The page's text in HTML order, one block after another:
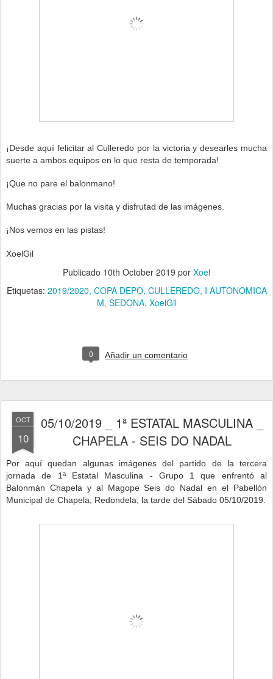
¡Desde aquí felicitar al Culleredo por la victoriay desearles mucha
suerte a ambos equipos en lo que resta de temporada!
¡Que no pare el balonmano!
Muchas gracias por la visita y disfrutad de las imágenes.
¡Nos vemos en las pistas!
XoelGil
Publicado 10th October 2019 por Xoel
Etiquetas: 2019/2020 COPA DEPO CULLEREDO I AUTONOMICA
M SEDONA XoelGil
0 Añadir un comentario
OCT
10
05/10/2019 _ 1ª ESTATAL MASCULINA _
CHAPELA - SEIS DO NADAL
Por aquí quedan algunas imágenes del partido de la tercera
jornada de 1ª Estatal Masculina - Grupo 1 que enfrentó al
Balonmán Chapela y al Magope Seis do Nadalen el Pabellón
Municipal de Chapela, Redondela, la tarde del Sábado 05/10/2019.